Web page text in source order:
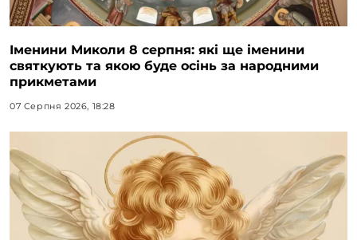
Іменини Миколи 8 серпня: які ще іменини
святкують та якою буде осінь за народними
прикметами
07 Серпня 2026, 18:28